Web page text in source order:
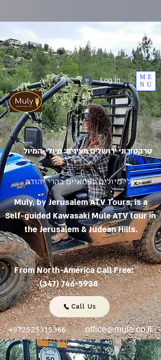
Log In
ME
NU
טרקטורוני ירושלים מציגים: מיולי-המיול
טיולי מיולים עצמאיים בהרי יהודה
Muly, by Jerusalem ATV Tours, is a
Self-guided Kawasaki Mule ATV tour in
the Jerusalem & Judean Hills.
From North-America Call Free:
(347) 746-5938
Call Us
+972525315366 office@mule.co.il